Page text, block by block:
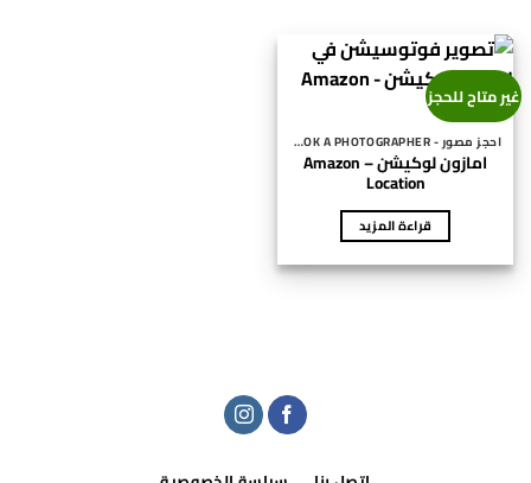
غير متاح للحجز
احجز مصور - BOOK A PHOTOGRAPHER
امازون لوكيشن – Amazon
Location
قراءة المزيد